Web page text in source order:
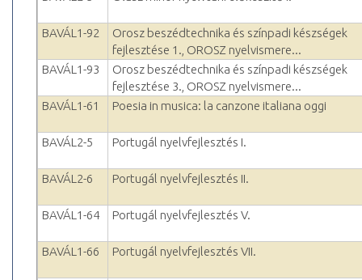
BAVÁL1-92
Orosz beszédtechnika és színpadi készségek
fejlesztése 1., OROSZ nyelvismere...
BAVÁL1-93
Orosz beszédtechnika és színpadi készségek
fejlesztése 3., OROSZ nyelvismere...
BAVÁL1-61
Poesia in musica: la canzone italiana oggi
BAVÁL2-5 Portugál nyelvfejlesztés I.
BAVÁL2-6 Portugál nyelvfejlesztés II.
BAVÁL1-64 Portugál nyelvfejlesztés V.
BAVÁL1-66 Portugál nyelvfejlesztés VII.